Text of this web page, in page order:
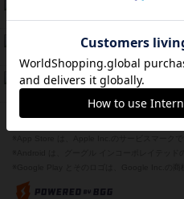
Bitter End ブタペスト救
ドコジャン